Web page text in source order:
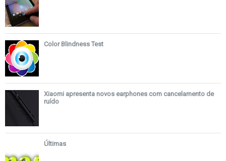
Color Blindness Test
Xiaomi apresenta novos earphones com cancelamento de
ruído
Últimas